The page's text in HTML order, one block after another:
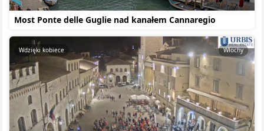
Most Ponte delle Guglie nad kanałem Cannaregio
Wdzięki kobiece Włochy